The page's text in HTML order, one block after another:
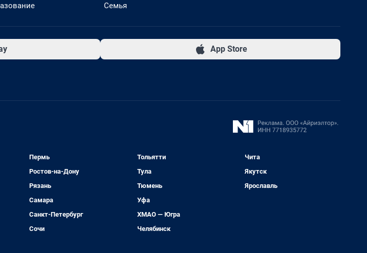
Семья
App Store
Пермь
Ростов-на-Дону
Рязань
Самара
Санкт-Петербург
Сочи
Тольятти
Тула
Тюмень
Уфа
ХМАО — Югра
Челябинск
Чита
Якутск
Ярославль